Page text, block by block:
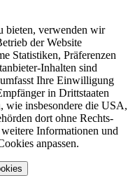
bieten, verwenden wir
der Website
Statistiken, Präferenzen
Inhalten sind
Ihre Einwilligung
in Drittstaaten
wie insbesondere die USA,
dort ohne Rechts­
Informationen und
anpassen.